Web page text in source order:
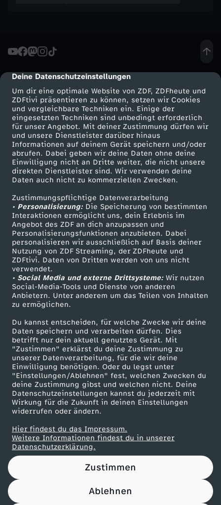
cmp-dialog-description
Deine Datenschutzeinstellungen
Um dir eine optimale Website von ZDF, ZDFheute und
ZDFtivi präsentieren zu können, setzen wir Cookies
und vergleichbare Techniken ein. Einige der
eingesetzten Techniken sind unbedingt erforderlich
für unser Angebot. Mit deiner Zustimmung dürfen wir
und unsere Dienstleister darüber hinaus
Informationen auf deinem Gerät speichern und/oder
abrufen. Dabei geben wir deine Daten ohne deine
Einwilligung nicht an Dritte weiter, die nicht unsere
direkten Dienstleister sind. Wir verwenden deine
Daten auch nicht zu kommerziellen Zwecken.
Zustimmungspflichtige Datenverarbeitung
• Personalisierung:Die Speicherung von bestimmten
Interaktionen ermöglicht uns, dein Erlebnis im
Angebot des ZDF an dich anzupassen und
Personalisierungsfunktionen anzubieten. Dabei
personalisieren wir ausschließlich auf Basis deiner
Nutzung von ZDF Streaming, der ZDFheute und
ZDFtivi. Daten von Dritten werden von uns nicht
verwendet.
• Social Media und externe Drittsysteme:Wir nutzen
Social-Media-Tools und Dienste von anderen
Anbietern. Unter anderem um das Teilen von Inhalten
zu ermöglichen.
Du kannst entscheiden, für welche Zwecke wir deine
Daten speichern und verarbeiten dürfen. Dies
betrifft nur dein aktuell genutztes Gerät. Mit
"Zustimmen" erklärst du deine Zustimmung zu
unserer Datenverarbeitung, für die wir deine
Einwilligung benötigen. Oder du legst unter
"Einstellungen/Ablehnen" fest, welchen Zwecken du
deine Zustimmung gibst und welchen nicht. Deine
Datenschutzeinstellungen kannst du jederzeit mit
Wirkung für die Zukunft in deinen Einstellungen
widerrufen oder ändern.
Hier findest du das Impressum.
Weitere Informationen findest du in unserer
Datenschutzerklärung.
Zustimmen
Ablehnen
Mehr ZDF
ZDF-Apps
Smart TV
ZDFtext
Livestreams
Sendungen A-Z
TV-Programm
Service
ZDFmitreden
Kontakt zum ZDF
Tickets
Zuschauerservice
Hilfe
ZDF Unternehmen
Karriere
ZDF goes Schule
Werbefernsehen
Mainzelmännchen
Partner
Nutzungsbedingungen